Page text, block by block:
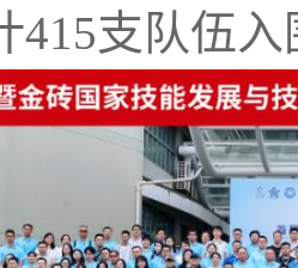
415支队伍